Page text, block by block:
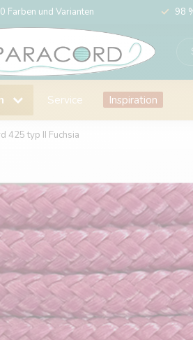
Farben und Varianten 98
Service Inspiration
425 typ II Fuchsia